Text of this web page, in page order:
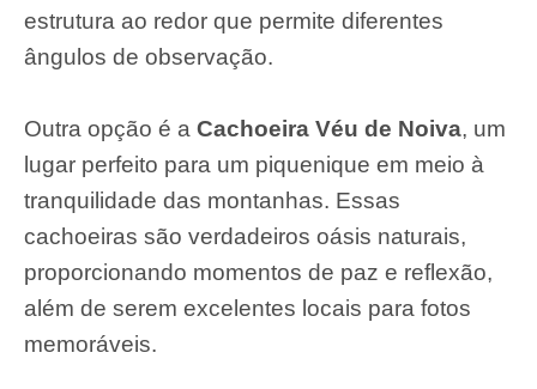
estrutura ao redor que permite diferentes
ângulos de observação.
Outra opção é a Cachoeira Véu de Noiva, um
lugar perfeito para um piquenique em meio à
tranquilidade das montanhas. Essas
cachoeiras são verdadeiros oásis naturais,
proporcionando momentos de paz e reflexão,
além de serem excelentes locais para fotos
memoráveis.